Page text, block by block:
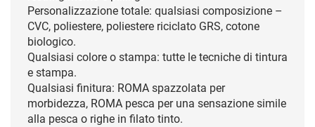
Personalizzazione totale: qualsiasi composizione –
CVC, poliestere, poliestere riciclato GRS, cotone
biologico.
Qualsiasi colore o stampa: tutte le tecniche di tintura
e stampa.
Qualsiasi finitura: ROMA spazzolata per
morbidezza, ROMA pesca per una sensazione simile
alla pesca o righe in filato tinto.